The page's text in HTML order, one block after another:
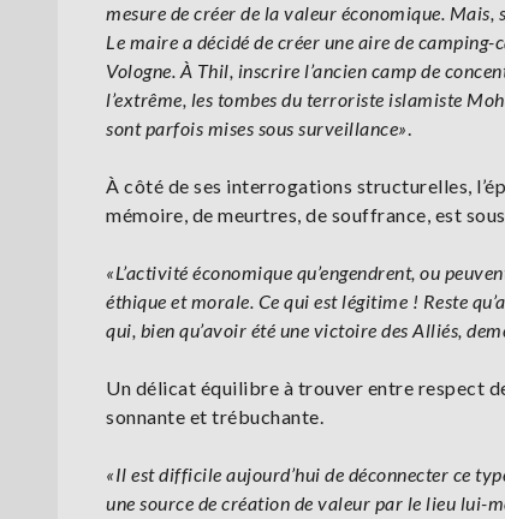
mesure de créer de la valeur économique. Mais,
Le maire a décidé de créer une aire de
Vologne. À Thil, inscrire l’ancien camp de
l’extrême, les tombes du terroriste islamiste
sont parfois mises sous surveillance».
À côté de ses interrogations structurelles,
mémoire, de meurtres, de souffrance, est
«L’activité économique qu’engendrent, ou
éthique et morale. Ce qui est légitime ! Reste
qui, bien qu’avoir été une victoire des Alliés,
Un délicat équilibre à trouver entre respect
sonnante et trébuchante.
«Il est difficile aujourd’hui de déconnecter ce
une source de création de valeur par le lieu lui-